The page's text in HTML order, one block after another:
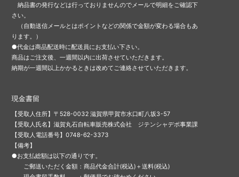
納品書の発行などは行っておりませんのでメールで明細をご確認下
さい。
（自動送信メールとはポイントなどの関係で金額が変わる場合もあ
ります。）
●代金は商品配送時に配送員にお支払い下さい。
商品はご注文後、一週間以内に出荷させていただきます。
納期が一週間以上かかるときは改めてご連絡させていただきます。
現金書留
【受取人住所】〒528-0032 滋賀県甲賀市水口町八坂3-57
【受取人氏名】滋賀丸石自転車販売株式会社 ジテンシャデポ事業課
【受取人電話番号】0748-62-3373
【備考】
●お支払総額は以下の通りです。
ご郵送いただく金額：商品代金合計(税込)＋送料(税込)